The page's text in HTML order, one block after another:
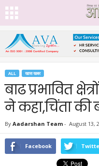
ALL खास खबर
बाढ प्रभावित
ने कहा,चिंता की
By Aadarshan Team - August 13,
Facebook